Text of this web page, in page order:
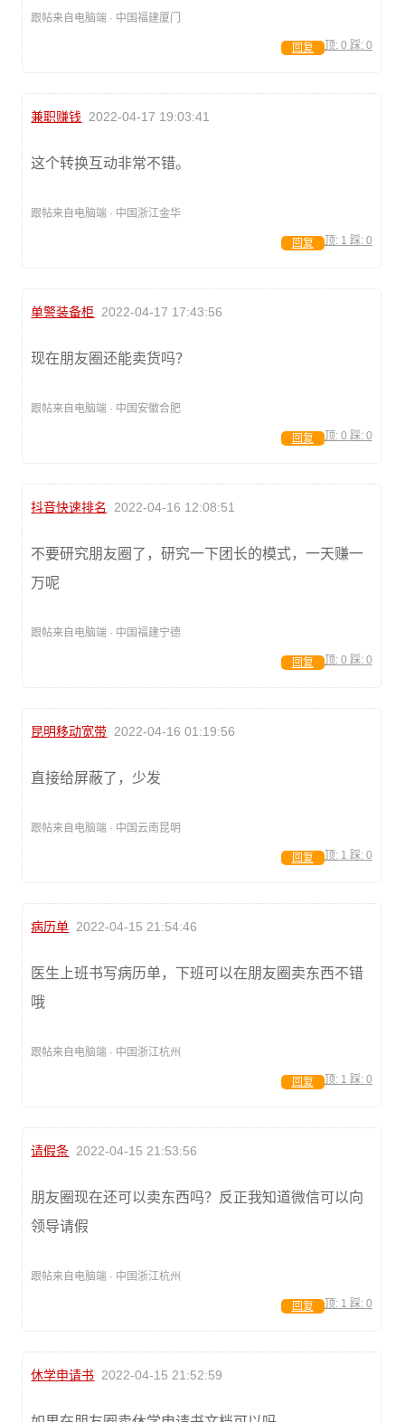
跟帖来自电脑端 · 中国福建厦门
顶: 0 踩: 0
回复
兼职赚钱 2022-04-17 19:03:41
这个转换互动非常不错。
跟帖来自电脑端 · 中国浙江金华
顶: 1 踩: 0
回复
单警装备柜 2022-04-17 17:43:56
现在朋友圈还能卖货吗？
跟帖来自电脑端 · 中国安徽合肥
顶: 0 踩: 0
回复
抖音快速排名 2022-04-16 12:08:51
不要研究朋友圈了，研究一下团长的模式，一天赚一
万呢
跟帖来自电脑端 · 中国福建宁德
顶: 0 踩: 0
回复
昆明移动宽带 2022-04-16 01:19:56
直接给屏蔽了，少发
跟帖来自电脑端 · 中国云南昆明
顶: 1 踩: 0
回复
病历单 2022-04-15 21:54:46
医生上班书写病历单，下班可以在朋友圈卖东西不错
哦
跟帖来自电脑端 · 中国浙江杭州
顶: 1 踩: 0
回复
请假条 2022-04-15 21:53:56
朋友圈现在还可以卖东西吗？反正我知道微信可以向
领导请假
跟帖来自电脑端 · 中国浙江杭州
顶: 1 踩: 0
回复
休学申请书 2022-04-15 21:52:59